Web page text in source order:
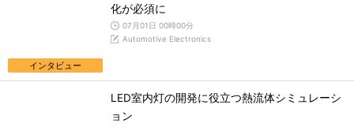
インタビュー
化が必須に
07月01日 00時00分
Automotive Electronics
LED室内灯の開発に役立つ熱流体シミュレーシ
ョン